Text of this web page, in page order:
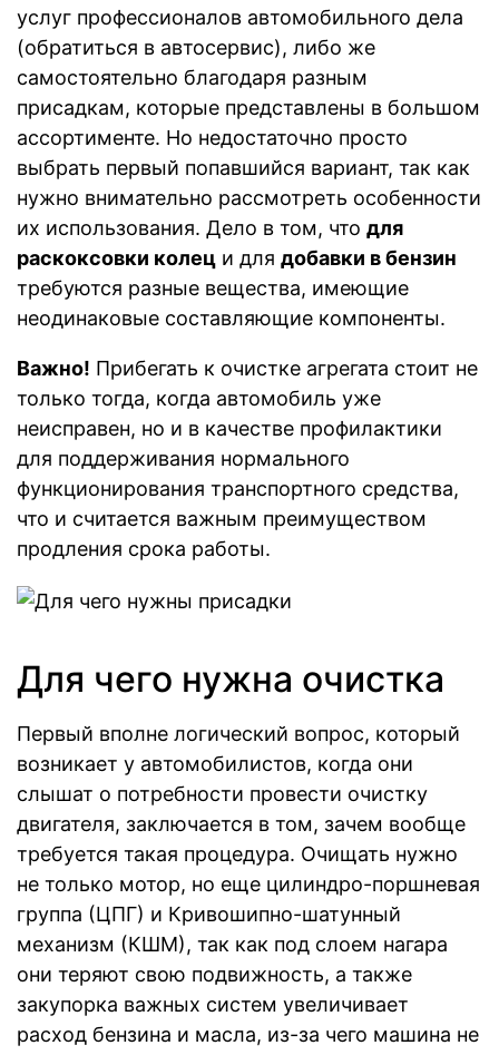
услуг профессионалов автомобильного дела
(обратиться в автосервис), либо же
самостоятельно благодаря разным
присадкам, которые представлены в большом
ассортименте. Но недостаточно просто
выбрать первый попавшийся вариант, так как
нужно внимательно рассмотреть особенности
их использования. Дело в том, что для
раскоксовки колец и для добавки в бензин
требуются разные вещества, имеющие
неодинаковые составляющие компоненты.
Важно! Прибегать к очистке агрегата стоит не
только тогда, когда автомобиль уже
неисправен, но и в качестве профилактики
для поддерживания нормального
функционирования транспортного средства,
что и считается важным преимуществом
продления срока работы.
Для чего нужна очистка
Первый вполне логический вопрос, который
возникает у автомобилистов, когда они
слышат о потребности провести очистку
двигателя, заключается в том, зачем вообще
требуется такая процедура. Очищать нужно
не только мотор, но еще цилиндpо-поpшневая
группа (ЦПГ) и Кривошипно-шатунный
механизм (КШМ), так как под слоем нагара
они теряют свою подвижность, а также
закупорка важных систем увеличивает
расход бензина и масла, из-за чего машина не